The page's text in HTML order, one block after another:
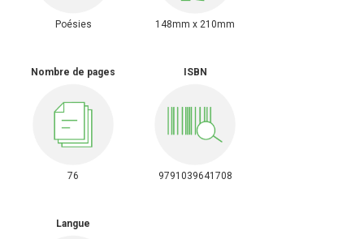
Poésies 148mm x 210mm
Nombre de pages
76
ISBN
9791039641708
Langue